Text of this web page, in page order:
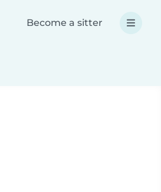
Become a sitter